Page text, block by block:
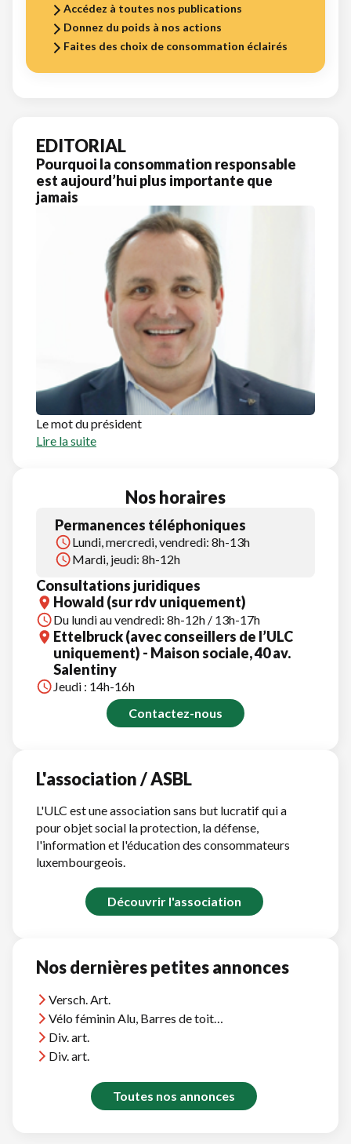
Accédez à toutes nos publications
Donnez du poids à nos actions
Faites des choix de consommation éclairés
EDITORIAL
Pourquoi la consommation responsable
est aujourd’hui plus importante que
jamais
Le mot du président
Lire la suite
Nos horaires
Permanences téléphoniques
Lundi, mercredi, vendredi: 8h-13h
Mardi, jeudi: 8h-12h
Consultations juridiques
Howald (sur rdv uniquement)
Du lundi au vendredi: 8h-12h / 13h-17h
Ettelbruck (avec conseillers de l’ULC
uniquement) - Maison sociale, 40 av.
Salentiny
Jeudi : 14h-16h
Contactez-nous
L'association / ASBL
L'ULC est une association sans but lucratif qui a
pour objet social la protection, la défense,
l'information et l'éducation des consommateurs
luxembourgeois.
Découvrir l'association
Nos dernières petites annonces
Versch. Art.
Vélo féminin Alu, Barres de toit Thule, et divers
Div. art.
Div. art.
Toutes nos annonces